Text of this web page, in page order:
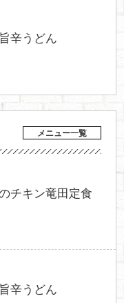
辛うどん
メニュー一覧
チキン竜田定食
辛うどん